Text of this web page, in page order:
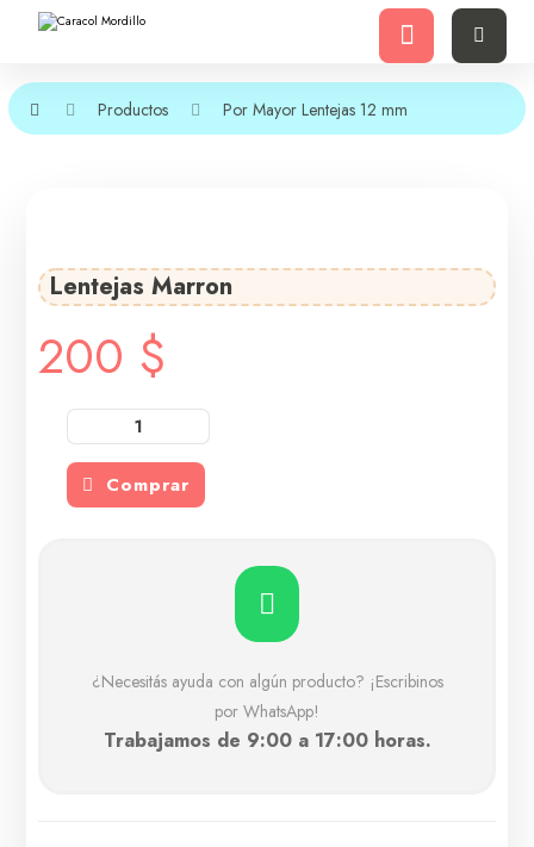
Productos Por Mayor Lentejas 12 mm
Lentejas Marron
200 $
Comprar
¿Necesitás ayuda con algún producto? ¡Escribinos
por WhatsApp!
Trabajamos de 9:00 a 17:00 horas.